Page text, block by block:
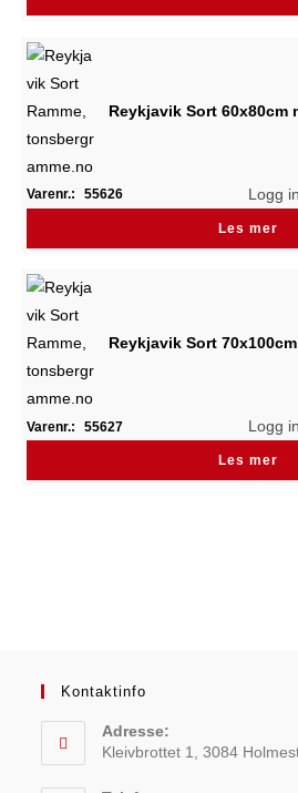
Reykjavik Sort 60x80cm
Varenr.: 55626 Logg
Les mer
Reykjavik Sort
Varenr.: 55627 Logg
Les mer
Kontaktinfo
Adresse:
Kleivbrottet 1, 3084